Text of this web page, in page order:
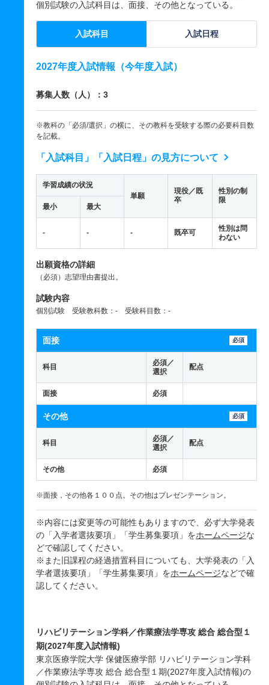
個別試験の入試科目は、面接、その他となっている。
入試科目 入試日程
2027年度入試情報（今年度入試）
募集人数（人）：3
※教科の「必須/選択」の横に、その教科を受験する際の必要科目数
を記載。
「入試科目」「入試日程」の見方について
学習成績の状況
単願
現役／既
卒
性別の制
限
最小 最大
- - - 既卒可
性別は問
わない
出願資格の詳細
（必須）志望理由書提出。
試験内容
個別試験 受験教科数：- 受験科目数：-
面接 必須
科目
必須／
選択
配点
面接 必須
その他 必須
科目
必須／
選択
配点
その他 必須
※面接，その他各１００点。その他はプレゼンテーション。
※内容には変更等の可能性もありますので、必ず大学発表
の「入学者選抜要項」「学生募集要項」をホームページな
どで確認してください。
※また旧課程の経過措置科目についても、大学発表の「入
学者選抜要項」「学生募集要項」をホームページなどで確
認してください。
リハビリテーション学科／作業療法学専攻 総合 総合型１
期(2027年度入試情報)
東京医療学院大学 保健医療学部 リハビリテーション学科
／作業療法学専攻 総合 総合型１期(2027年度入試情報)の